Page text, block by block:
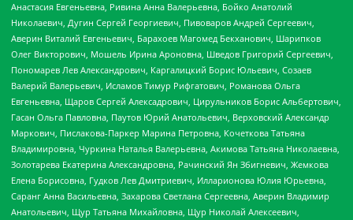
Анастасия Евгеньевна, Ривина Анна Валерьевна, Бойко Анатолий
Николаевич, Дугин Сергей Георгиевич, Пивоваров Андрей Сергеевич,
Аверин Виталий Евгеньевич, Барахоев Магомед Бекханович, Шарипков
Олег Викторович, Мошель Ирина Ароновна, Шведов Григорий Сергеевич,
Пономарев Лев Александрович, Каргалицкий Борис Юльевич, Созаев
Валерий Валерьевич, Исламов Тимур Рифгатович, Романова Ольга
Евгеньевна, Щаров Сергей Алексадрович, Цирульников Борис Альбертович,
Гасан Ольга Павловна, Паутов Юрий Анатольевич, Верховский Александр
Маркович, Пислакова-Паркер Марина Петровна, Кочеткова Татьяна
Владимировна, Чуркина Наталья Валерьевна, Акимова Татьяна Николаевна,
Золотарева Екатерина Александровна, Рачинский Ян Збигневич, Жемкова
Елена Борисовна, Гудков Лев Дмитриевич, Илларионова Юлия Юрьевна,
Саранг Анна Васильевна, Захарова Светлана Сергеевна, Аверин Владимир
Анатольевич, Щур Татьяна Михайловна, Щур Николай Алексеевич,